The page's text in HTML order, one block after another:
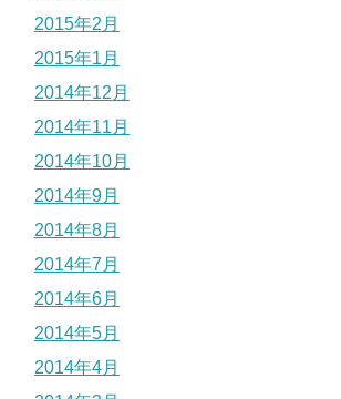
2015年2月
2015年1月
2014年12月
2014年11月
2014年10月
2014年9月
2014年8月
2014年7月
2014年6月
2014年5月
2014年4月